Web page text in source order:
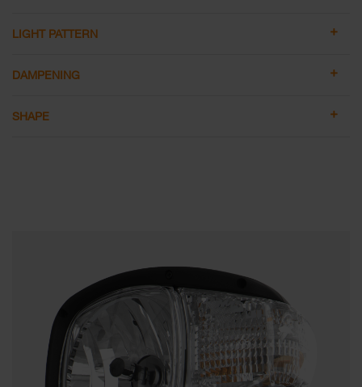
LIGHT PATTERN
DAMPENING
SHAPE